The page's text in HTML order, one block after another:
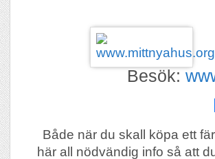
Besök:
Både när du skall köpa ett
här all nödvändig info så att